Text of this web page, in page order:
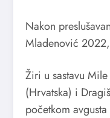
Nakon
Mladenović
Žiri u sastavu
(Hrvatska) i
početkom